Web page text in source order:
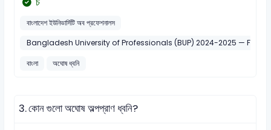
বাংলাদেশ ইউনিভার্সিটি অব প্রফেশনালস
Bangladesh University of Professionals (BUP) 2024-2025 — FASS
বাংলা
অঘোষ ধ্বনি
3.কোন গুলো অঘোষ অল্পপ্রাণ ধ্বনি?